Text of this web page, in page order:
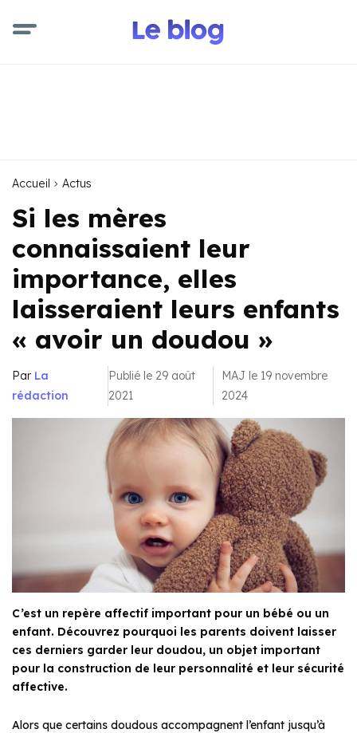
Accueil Actus
Si les mères
connaissaient leur
importance, elles
laisseraient leurs enfants
« avoir un doudou »
Par La
rédaction
Publié le 29 août
2021
MAJ le 19 novembre
2024
C’est un repère affectif important pour un bébé ou un
enfant. Découvrez pourquoi les parents doivent laisser
ces derniers garder leur doudou, un objet important
pour la construction de leur personnalité et leur sécurité
affective.
Alors que certains doudous accompagnent l’enfant jusqu’à